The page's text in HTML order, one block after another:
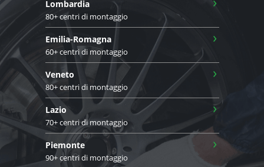
Lombardia
80+ centri di montaggio
Emilia-Romagna
60+ centri di montaggio
›
Veneto
80+ centri di montaggio
›
Lazio
70+ centri di montaggio
›
Piemonte
90+ centri di montaggio
›